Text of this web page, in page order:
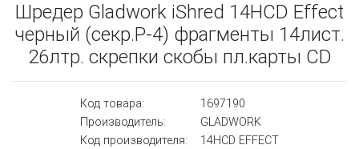
Шредер Gladwork iShred 14HCD Effect
черный (секр.P-4) фрагменты 14лист.
26лтр. скрепки скобы пл.карты CD
Код товара:
1697190
Производитель:
GLADWORK
Код производителя:
14HCD EFFECT